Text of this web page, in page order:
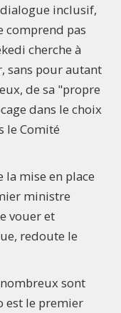
inclusif,
comprend pas
cherche à
sans pour autant
de sa "propre
dans le choix
le Comité
la mise en place
ministre
vouer et
redoute le
sont
est le premier